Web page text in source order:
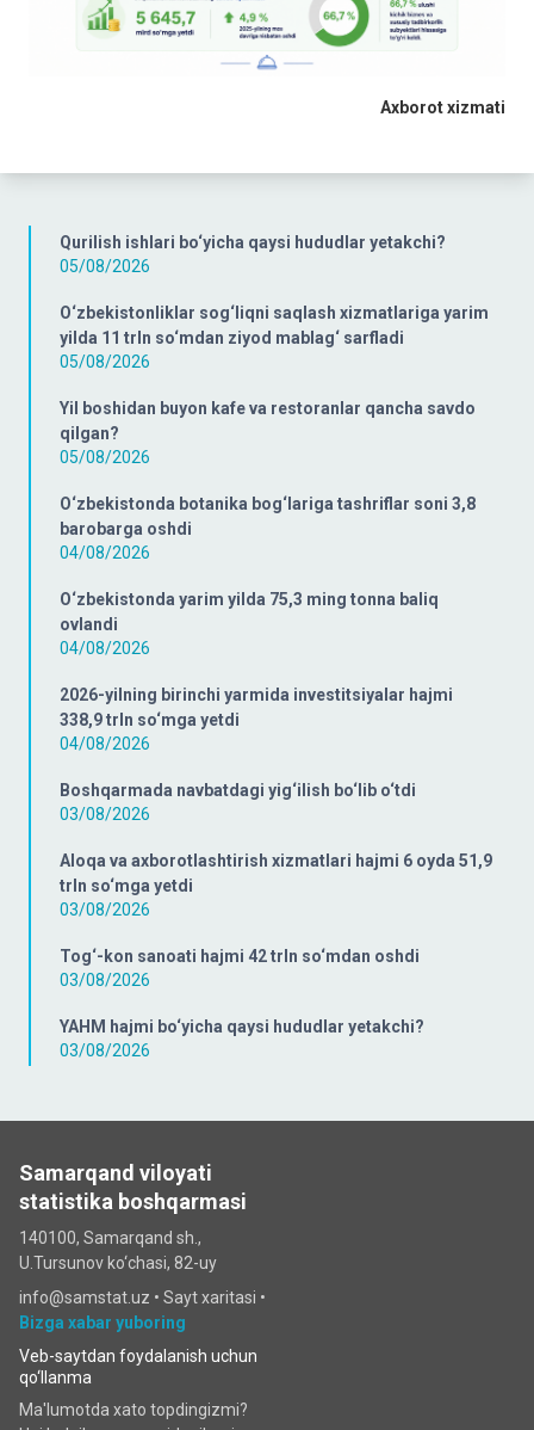
Qurilish ishlari bo‘yicha qaysi hududlar yetakchi?
05/08/2026
O‘zbekistonliklar sog‘liqni saqlash xizmatlariga yarim
yilda 11 trln so‘mdan ziyod mablag‘ sarfladi
05/08/2026
Yil boshidan buyon kafe va restoranlar qancha savdo
qilgan?
05/08/2026
O‘zbekistonda botanika bog‘lariga tashriflar soni 3,8
barobarga oshdi
04/08/2026
O‘zbekistonda yarim yilda 75,3 ming tonna baliq
ovlandi
04/08/2026
2026-yilning birinchi yarmida investitsiyalar hajmi
338,9 trln so‘mga yetdi
04/08/2026
Boshqarmada navbatdagi yig‘ilish bo‘lib o‘tdi
03/08/2026
Aloqa va axborotlashtirish xizmatlari hajmi 6 oyda 51,9
trln so‘mga yetdi
03/08/2026
Tog‘-kon sanoati hajmi 42 trln so‘mdan oshdi
03/08/2026
YAHM hajmi bo‘yicha qaysi hududlar yetakchi?
03/08/2026
Axborot xizmati
Samarqand viloyati
statistika boshqarmasi
140100, Samarqand sh.,
U.Tursunov ko‘chаsi, 82-uy
info@samstat.uz • Sayt xaritasi •
Bizga xabar yuboring
Veb-saytdan foydalanish uchun
qo‘llanma
Ma'lumotda xato topdingizmi?